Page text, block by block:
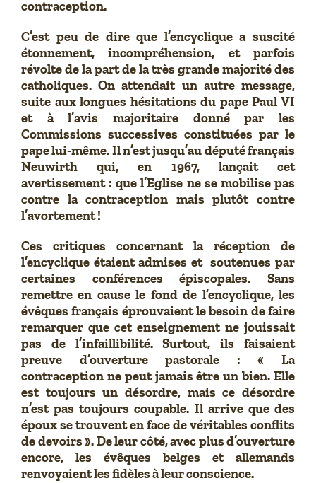
contraception.
C’est peu de dire que l’encyclique a suscité
étonnement, incompréhension, et parfois
révolte de la part de la très grande majorité des
catholiques. On attendait un autre message,
suite aux longues hésitations du pape Paul VI
et à l’avis majoritaire donné par les
Commissions successives constituées par le
pape lui-même. Il n’est jusqu’au député français
Neuwirth qui, en 1967, lançait cet
avertissement : que l’Eglise ne se mobilise pas
contre la contraception mais plutôt contre
l’avortement !
Ces critiques concernant la réception de
l’encyclique étaient admises et soutenues par
certaines conférences épiscopales. Sans
remettre en cause le fond de l’encyclique, les
évêques français éprouvaient le besoin de faire
remarquer que cet enseignement ne jouissait
pas de l’infaillibilité. Surtout, ils faisaient
preuve d’ouverture pastorale : « La
contraception ne peut jamais être un bien. Elle
est toujours un désordre, mais ce désordre
n’est pas toujours coupable. Il arrive que des
époux se trouvent en face de véritables conflits
de devoirs ». De leur côté, avec plus d’ouverture
encore, les évêques belges et allemands
renvoyaient les fidèles à leur conscience.